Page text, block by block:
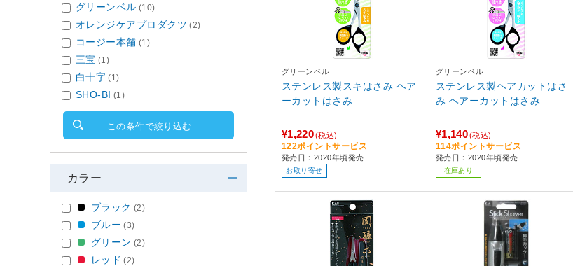
グリーンベル
ステンレス製スキはさみ ヘア
ーカットはさみ
¥1,220(税込)
122ポイントサービス
発売日：2020年頃発売
お取り寄せ
グリーンベル
ステンレス製ヘアカットはさ
み ヘアーカットはさみ
¥1,140(税込)
114ポイントサービス
発売日：2020年頃発売
在庫あり
グリーンベル (10)
オレンジケアプロダクツ (2)
コージー本舗 (1)
三宝 (1)
白十字 (1)
SHO-BI (1)
この条件で絞り込む
カラー
ブラック (2)
ブルー (3)
グリーン (2)
レッド (2)